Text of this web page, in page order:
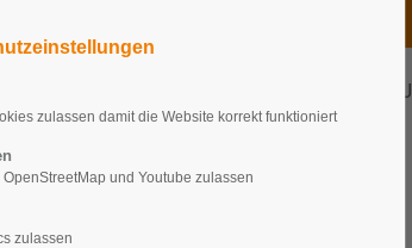
zulassen damit die Website korrekt funktioniert
und Youtube zulassen
zulassen